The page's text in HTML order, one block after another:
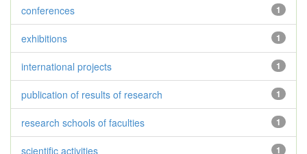
1
conferences
1
exhibitions
1
international projects
1
publication of results of research
1
research schools of faculties
1
scientific activities